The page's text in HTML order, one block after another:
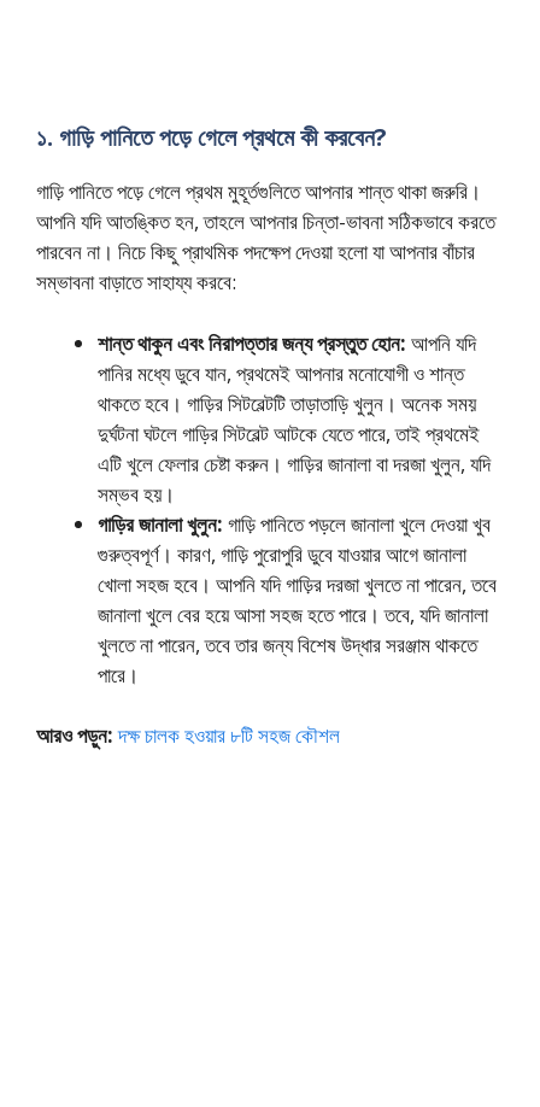
১. গাড়ি পানিতে পড়ে গেলে প্রথমে কী করবেন?
গাড়ি পানিতে পড়ে গেলে প্রথম মুহূর্তগুলিতে আপনার শান্ত থাকা জরুরি।
আপনি যদি আতঙ্কিত হন, তাহলে আপনার চিন্তা-ভাবনা সঠিকভাবে করতে
পারবেন না। নিচে কিছু প্রাথমিক পদক্ষেপ দেওয়া হলো যা আপনার বাঁচার
সম্ভাবনা বাড়াতে সাহায্য করবে:
শান্ত থাকুন এবং নিরাপত্তার জন্য প্রস্তুত হোন: আপনি যদি
পানির মধ্যে ডুবে যান, প্রথমেই আপনার মনোযোগী ও শান্ত
থাকতে হবে। গাড়ির সিটবেল্টটি তাড়াতাড়ি খুলুন। অনেক সময়
দুর্ঘটনা ঘটলে গাড়ির সিটবেল্ট আটকে যেতে পারে, তাই প্রথমেই
এটি খুলে ফেলার চেষ্টা করুন। গাড়ির জানালা বা দরজা খুলুন, যদি
সম্ভব হয়।
গাড়ির জানালা খুলুন: গাড়ি পানিতে পড়লে জানালা খুলে দেওয়া খুব
গুরুত্বপূর্ণ। কারণ, গাড়ি পুরোপুরি ডুবে যাওয়ার আগে জানালা
খোলা সহজ হবে। আপনি যদি গাড়ির দরজা খুলতে না পারেন, তবে
জানালা খুলে বের হয়ে আসা সহজ হতে পারে। তবে, যদি জানালা
খুলতে না পারেন, তবে তার জন্য বিশেষ উদ্ধার সরঞ্জাম থাকতে
পারে।
আরও পড়ুন:দক্ষ চালক হওয়ার ৮টি সহজ কৌশল